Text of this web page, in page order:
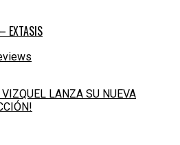
EXTASIS
VIZQUEL LANZA SU NUEVA